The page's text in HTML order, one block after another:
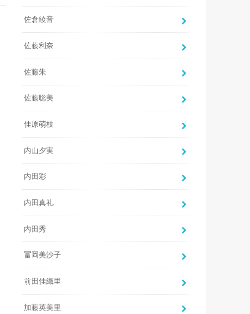
佐倉綾音
佐藤利奈
佐藤朱
佐藤聡美
佳原萌枝
内山夕実
内田彩
内田真礼
内田秀
冨岡美沙子
前田佳織里
加藤英美里